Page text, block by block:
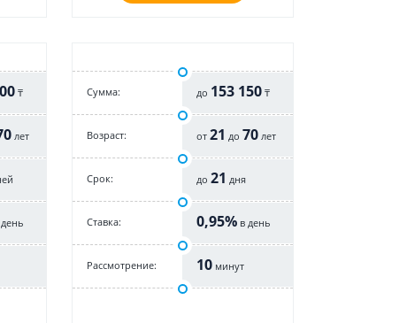
₸
лет
Cумма: до 153 150 ₸
Возраст: от21 до 70 лет
Срок: до21 дня
Cтавка: 0,95% в день
Рассмотрение: 10 минут